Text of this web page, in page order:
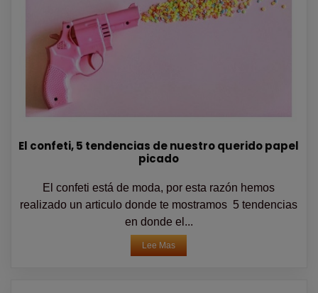
El confeti, 5 tendencias de nuestro querido papel
picado
El confeti está de moda, por esta razón hemos
realizado un articulo donde te mostramos 5 tendencias
en donde el...
Lee Mas